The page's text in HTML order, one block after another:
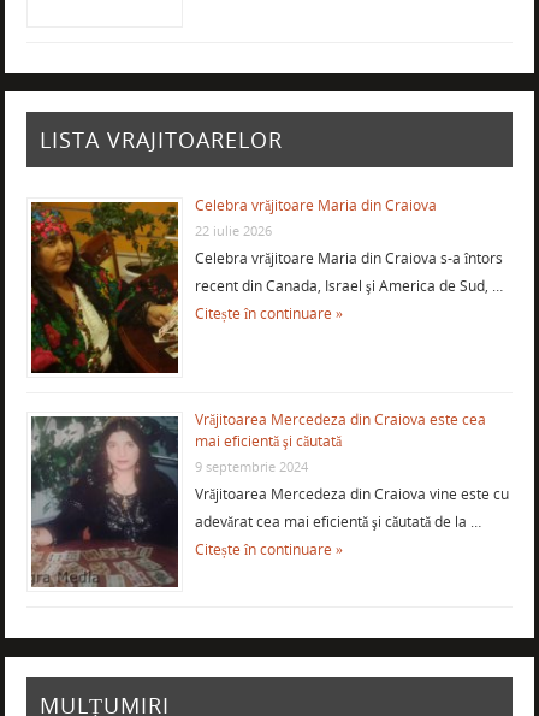
LISTA VRAJITOARELOR
Celebra vrăjitoare Maria din Craiova
22 iulie 2026
Celebra vrăjitoare Maria din Craiova s-a întors
recent din Canada, Israel şi America de Sud, …
Citește în continuare »
Vrăjitoarea Mercedeza din Craiova este cea
mai eficientă şi căutată
9 septembrie 2024
Vrăjitoarea Mercedeza din Craiova vine este cu
adevărat cea mai eficientă şi căutată de la …
Citește în continuare »
MULȚUMIRI